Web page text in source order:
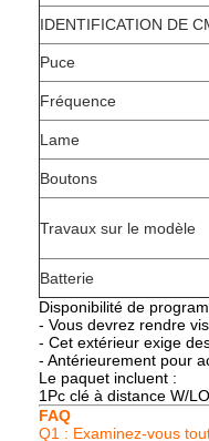
IDENTIFICATION DE
Puce
Fréquence
Lame
Boutons
Travaux sur le modèle
Batterie
Disponibilité de
- Vous devrez rendre
- Cet extérieur exige
- Antérieurement pour
Le paquet incluent :
1Pc clé à distance W/
FAQ
Q1 : Examinez-vous